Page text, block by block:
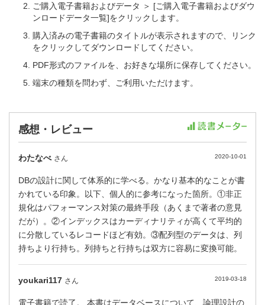
ご購入電子書籍およびデータ ＞ [ご購入電子書籍およびダウ
ンロードデータ一覧]をクリックします。
購入済みの電子書籍のタイトルが表示されますので、リンク
をクリックしてダウンロードしてください。
PDF形式のファイルを、お好きな場所に保存してください。
端末の種類を問わず、ご利用いただけます。
感想・レビュー
わたなべ さん 2020-10-01
DBの設計に関して体系的に学べる。かなり基本的なことが書
かれている印象。以下、個人的に参考になった箇所。①非正
規化はパフォーマンス対策の最終手段（あくまで著者の意見
だが）。②インデックスはカーディナリティが高くて平均的
に分散しているレコードほど有効。③配列型のデータは、列
持ちより行持ち。列持ちと行持ちは双方に容易に変換可能。
youkari117 さん 2019-03-18
電子書籍で読了。 本書はデータベースについて、論理設計の